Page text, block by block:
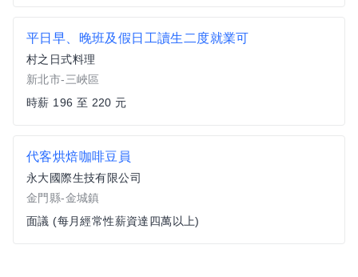
平日早、晚班及假日工讀生二度就業可
村之日式料理
新北市-三峽區
時薪 196 至 220 元
代客烘焙咖啡豆員
永大國際生技有限公司
金門縣-金城鎮
面議 (每月經常性薪資達四萬以上)